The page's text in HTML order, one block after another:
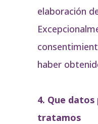
elaboración
haber
4. Que
tratamos